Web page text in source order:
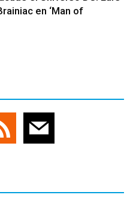
en ‘Man of